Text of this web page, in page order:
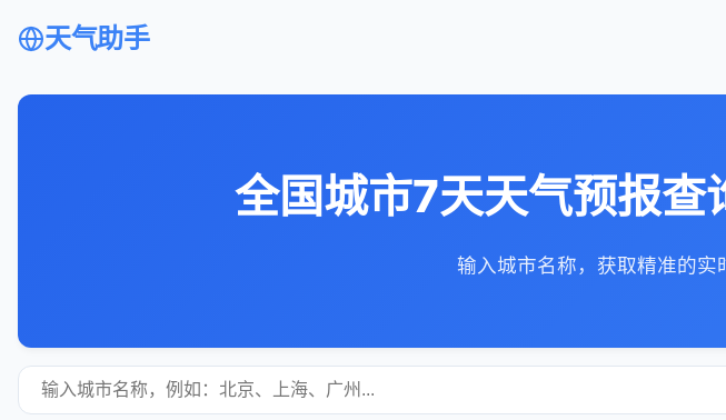
天气助手
全国城市7天天气预报查
输入城市名称，获取精准的实